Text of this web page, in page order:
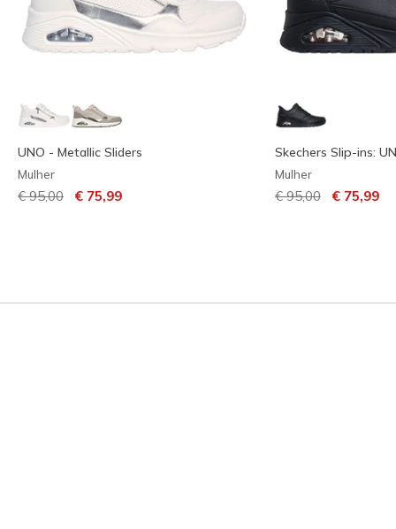
UNO - Metallic Sliders
Mulher
Preço com desconto de
€ 95,00 para
€ 75,99
Skechers Slip-ins:
Mulher
Preço com
€ 95,00para
€ 75,99